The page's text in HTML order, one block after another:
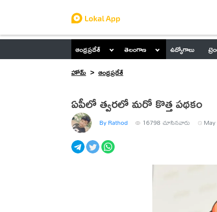
ఆంధ్రప్రదేశ్ తెలంగాణ ఉద్యోగాలు
హోమ్
ఆంధ్రప్రదేశ్
ఏపీలో త్వరలో మరో కొత్త పథకం
By Rathod 16798 చూసినవారు